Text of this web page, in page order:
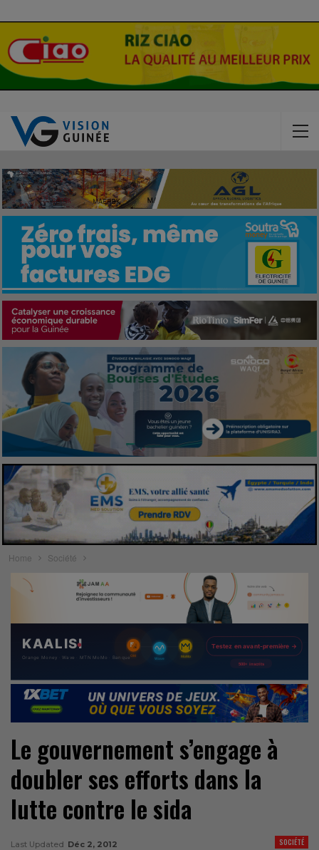
Home Société
Le gouvernement s’engage à
doubler ses efforts dans la
lutte contre le sida
SOCIÉTÉ
Last Updated Déc 2, 2012